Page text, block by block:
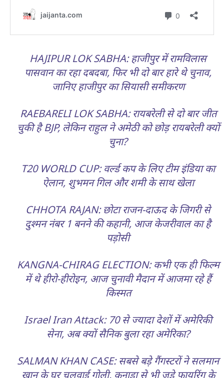
HAJIPUR LOK SABHA: हाजीपुर में रामविलास
पासवान का रहा दबदबा, फिर भी दो बार हारे थे चुनाव,
जानिए हाजीपुर का सियासी समीकरण
RAEBARELI LOK SABHA: रायबरेली से दो बार जीत
चुकी है BJP, लेकिन राहुल ने अमेठी को छोड़ रायबरेली क्यों
चुना?
T20 WORLD CUP: वर्ल्ड कप के लिए टीम इंडिया का
ऐलान, शुभमन गिल और शमी के साथ खेला
CHHOTA RAJAN: छोटा राजन-दाऊद के जिगरी से
दुश्मन नंबर 1 बनने की कहानी, आज केजरीवाल का है
पड़ोसी
KANGNA-CHIRAG ELECTION: कभी एक ही फिल्म
में थे हीरो-हीरोइन, आज चुनावी मैदान में आजमा रहे हैं
किस्मत
Israel Iran Attack: 70 से ज्यादा देशों में अमेरिकी
सेना, अब क्यों सैनिक बुला रहा अमेरिका?
SALMAN KHAN CASE: सबसे बड़े गैंगस्टरों ने सलमान
खान के घर चलवाई गोली, कनाडा से भी जुड़े फायरिंग के